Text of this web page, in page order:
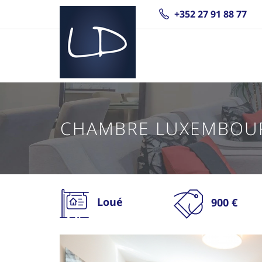
+352 27 91 88 77
CHAMBRE
Loué 900 €